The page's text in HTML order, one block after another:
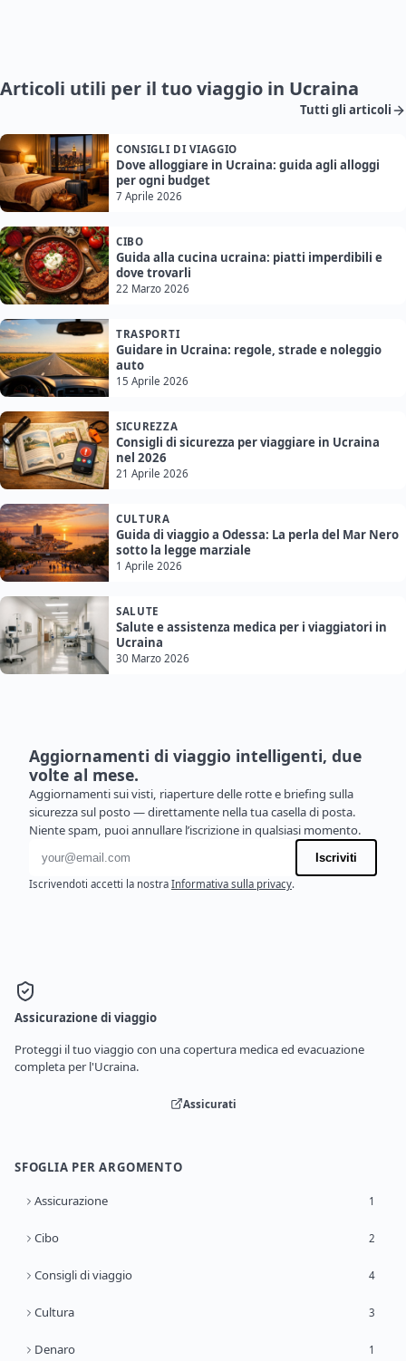
Articoli utili per il tuo viaggio in Ucraina
Tutti gli articoli
CONSIGLI DI VIAGGIO
Dove alloggiare in Ucraina: guida agli alloggi
per ogni budget
7 Aprile 2026
CIBO
Guida alla cucina ucraina: piatti imperdibili e
dove trovarli
22 Marzo 2026
TRASPORTI
Guidare in Ucraina: regole, strade e noleggio
auto
15 Aprile 2026
SICUREZZA
Consigli di sicurezza per viaggiare in Ucraina
nel 2026
21 Aprile 2026
CULTURA
Guida di viaggio a Odessa: La perla del Mar Nero
sotto la legge marziale
1 Aprile 2026
SALUTE
Salute e assistenza medica per i viaggiatori in
Ucraina
30 Marzo 2026
Aggiornamenti di viaggio intelligenti, due
volte al mese.
Aggiornamenti sui visti, riaperture delle rotte e briefing sulla
sicurezza sul posto — direttamente nella tua casella di posta.
Niente spam, puoi annullare l’iscrizione in qualsiasi momento.
Indirizzo email
Iscriviti
Iscrivendoti accetti la nostra Informativa sulla privacy.
Assicurazione di viaggio
Proteggi il tuo viaggio con una copertura medica ed evacuazione
completa per l'Ucraina.
Assicurati
SFOGLIA PER ARGOMENTO
Assicurazione 1
Cibo 2
Consigli di viaggio 4
Cultura 3
Denaro 1